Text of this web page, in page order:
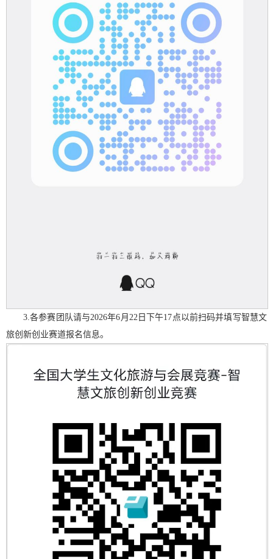
3.各参赛团队请与2026年6月22日下午17点以前扫码并填写智慧文
旅创新创业赛道报名信息。